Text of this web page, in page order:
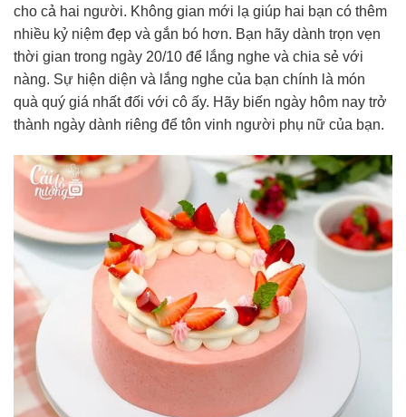
cho cả hai người. Không gian mới lạ giúp hai bạn có thêm
nhiều kỷ niệm đẹp và gắn bó hơn. Bạn hãy dành trọn vẹn
thời gian trong ngày 20/10 để lắng nghe và chia sẻ với
nàng. Sự hiện diện và lắng nghe của bạn chính là món
quà quý giá nhất đối với cô ấy. Hãy biến ngày hôm nay trở
thành ngày dành riêng để tôn vinh người phụ nữ của bạn.